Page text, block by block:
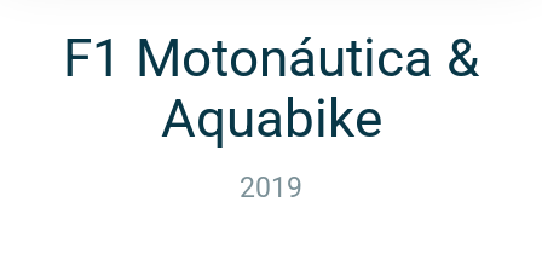
F1 Motonáutica &
Aquabike
2019